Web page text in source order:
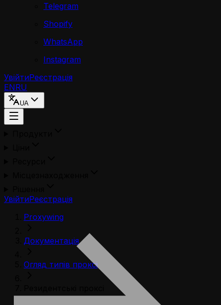
Telegram
Shopify
WhatsApp
Instagram
УвійтиРеєстрація
ENRU
UA
УвійтиРеєстрація
Proxywing
Документація
Огляд типів проксі